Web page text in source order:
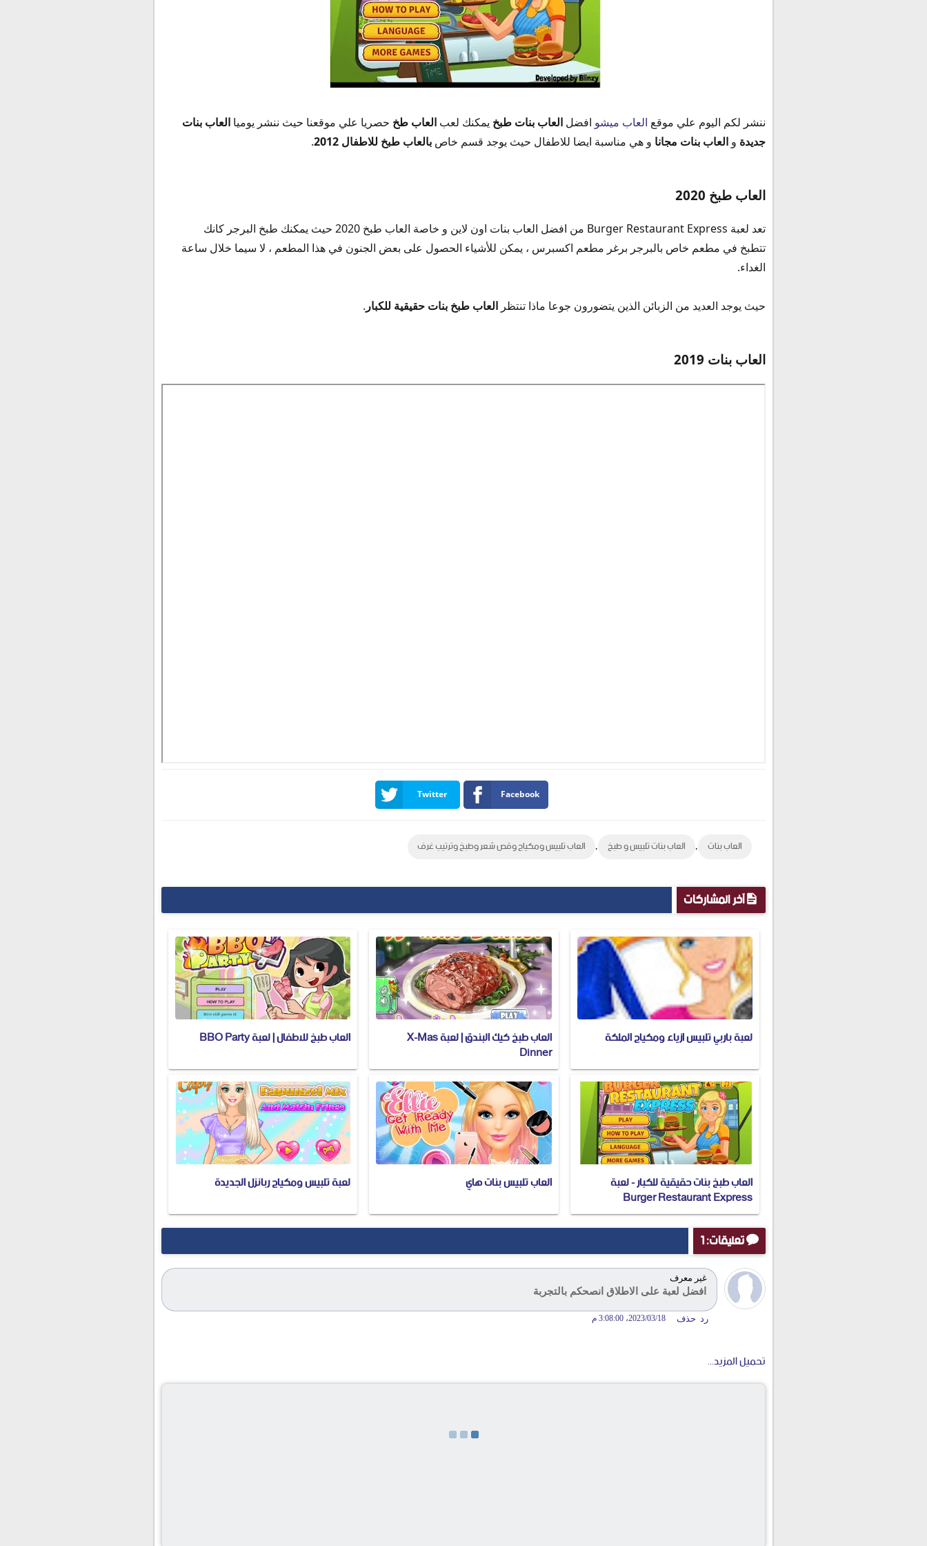
ننشر لكم اليوم علي موقع العاب ميشو افضل العاب بنات طبخ يمكنك لعب العاب طخ حصريا علي موقعنا حيث ننشر يوميا العاب بنات
جديدة و العاب بنات مجانا و هي مناسبة ايضا للاطفال حيث يوجد قسم خاص بالعاب طبخ للاطفال 2012 .
العاب طبخ 2020
تعد لعبة Burger Restaurant Express من افضل العاب بنات اون لاين و خاصة العاب طبخ 2020 حيث يمكنك طبخ البرجر كانك
تتطبخ في مطعم خاص بالبرجر برغر مطعم اكسبرس ، يمكن للأشياء الحصول على بعض الجنون في هذا المطعم ، لا سيما خلال ساعة
الغداء.
حيث يوجد العديد من الزبائن الذين يتضورون جوعا ماذا تنتظر العاب طبخ بنات حقيقية للكبار.
العاب بنات 2019
Facebook
Twitter
العاب بنات , العاب بنات تلبيس و طبخ , العاب تلبيس ومكياج وقص شعر وطبخ وترتيب غرف
آخر المشاركات
لعبة باربي تلبيس ازياء ومكياج الملكة العاب طبخ كيك البندق | لعبة X-Mas
Dinner
العاب طبخ للاطفال | لعبة BBO Party
العاب طبخ بنات حقيقية للكبار - لعبة
Burger Restaurant Express
العاب تلبيس بنات هاي لعبة تلبيس ومكياج ربانزل الجديدة
تعليقات: 1
غير معرف
18‏/03‏/2023، 3:08:00 م
افضل لعبة على الاطلاق انصحكم بالتجربة
رد حذف
تحميل المزيد...